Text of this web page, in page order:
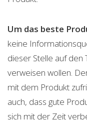
Um das beste
keine
dieser Stelle auf den
verweisen wollen.
mit dem Produkt
auch, dass gute
sich mit der Zeit